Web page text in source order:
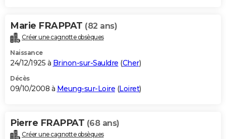
Marie FRAPPAT (82 ans)
Créer une cagnotte obsèques
Naissance
24/12/1925 à Brinon-sur-Sauldre (Cher)
Décès
09/10/2008 à Meung-sur-Loire (Loiret)
Pierre FRAPPAT (68 ans)
Créer une cagnotte obsèques